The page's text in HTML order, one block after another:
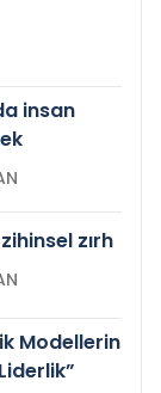
insan
zırh
Modellerin